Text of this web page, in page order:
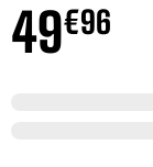
49€96
Activas siempre
Por
activa tu sesión
técnico que
para bloquear o
Estas cookies